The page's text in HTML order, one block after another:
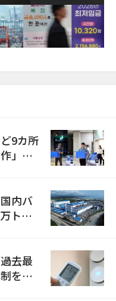
9カ所
」の
内バ
トン
去最
を点